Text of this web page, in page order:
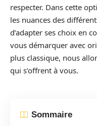
respecter. Dans cette
les nuances des
d’adapter ses choix en
vous démarquer avec
plus classique, nous
qui s’offrent à vous.
Sommaire